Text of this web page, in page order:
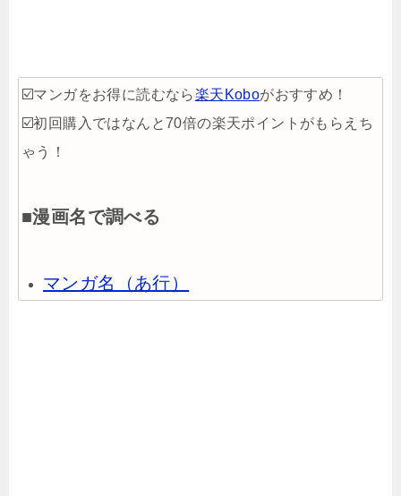
☑️マンガをお得に読むなら楽天Koboがおすすめ！
☑️初回購入ではなんと70倍の楽天ポイントがもらえち
ゃう！
■漫画名で調べる
マンガ名（あ行）